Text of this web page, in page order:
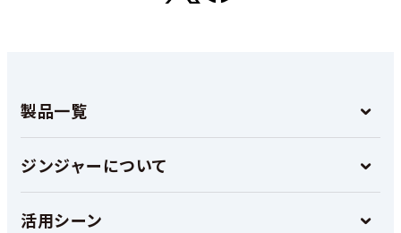
製品一覧
ジンジャーについて
活用シーン